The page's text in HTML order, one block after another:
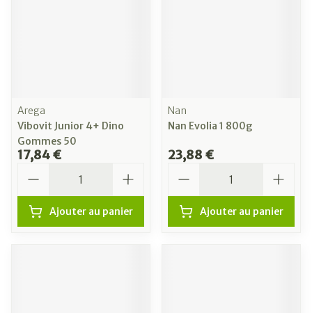
Arega
Vibovit Junior 4+ Dino
Gommes 50
17,84 €
Ajouter au panier
Nan
Nan Evolia 1 800g
23,88 €
Ajouter au panier